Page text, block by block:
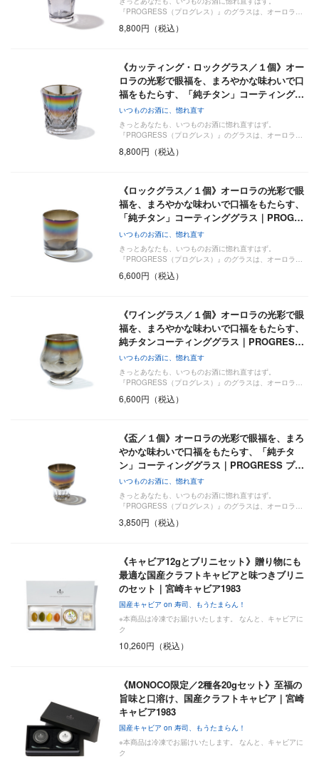
『PROGRESS（プログレス）』のグラスは、オーロラ…
8,800円（税込）
《カッティング・ロックグラス／１個》オー
ロラの光彩で眼福を、まろやかな味わいで口
福をもたらす、「純チタン」コーティング…
いつものお酒に、惚れ直す
きっとあなたも、いつものお酒に惚れ直すはず。
『PROGRESS（プログレス）』のグラスは、オーロラ…
8,800円（税込）
《ロックグラス／１個》オーロラの光彩で眼
福を、まろやかな味わいで口福をもたらす、
「純チタン」コーティンググラス｜PROG…
いつものお酒に、惚れ直す
きっとあなたも、いつものお酒に惚れ直すはず。
『PROGRESS（プログレス）』のグラスは、オーロラ…
6,600円（税込）
《ワイングラス／１個》オーロラの光彩で眼
福を、まろやかな味わいで口福をもたらす、
純チタンコーティンググラス｜PROGRES…
いつものお酒に、惚れ直す
きっとあなたも、いつものお酒に惚れ直すはず。
『PROGRESS（プログレス）』のグラスは、オーロラ…
6,600円（税込）
《盃／１個》オーロラの光彩で眼福を、まろ
やかな味わいで口福をもたらす、「純チタ
ン」コーティンググラス｜PROGRESS プ…
いつものお酒に、惚れ直す
きっとあなたも、いつものお酒に惚れ直すはず。
『PROGRESS（プログレス）』のグラスは、オーロラ…
3,850円（税込）
《キャビア12gとブリニセット》贈り物にも
最適な国産クラフトキャビアと味つきブリニ
のセット｜宮崎キャビア1983
国産キャビア on 寿司、もうたまらん！
※本商品は冷凍でお届けいたします。 なんと、キャビアに
ク
10,260円（税込）
《MONOCO限定／2種各20gセット》至福の
旨味と口溶け、国産クラフトキャビア｜宮崎
キャビア1983
国産キャビア on 寿司、もうたまらん！
※本商品は冷凍でお届けいたします。 なんと、キャビアに
ク